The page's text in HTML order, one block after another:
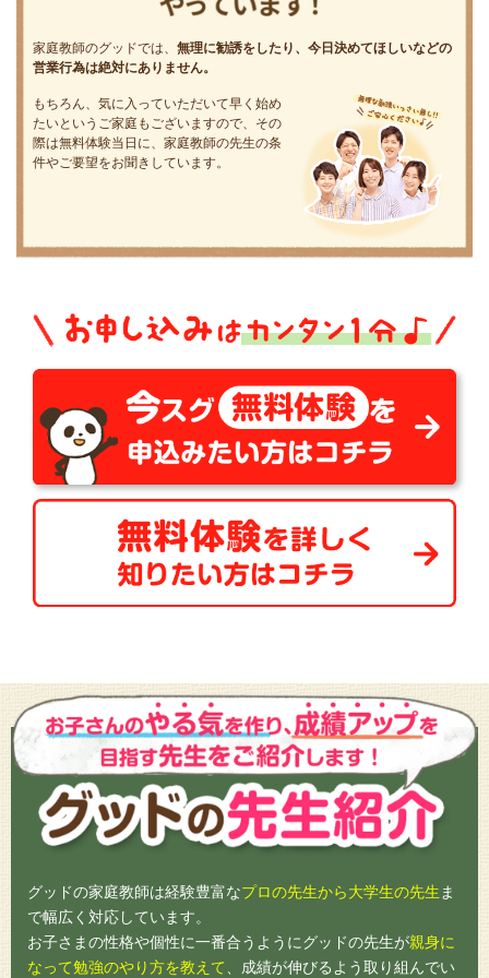
家庭教師のグッドでは、 無理に勧誘をしたり、今日決めてほしいなどの
営業行為は絶対にありません。
もちろん、気に入っていただいて早く始め
たいというご家庭もございますので、その
際は無料体験当日に、家庭教師の先生の条
件やご要望をお聞きしています。
グッドの家庭教師は経験豊富なプロの先生から大学生の先生 ま
で幅広く対応しています。
お子さまの性格や個性に一番合うようにグッドの先生が親身に
なって勉強のやり方を教えて
、成績が伸びるよう取り組んでい